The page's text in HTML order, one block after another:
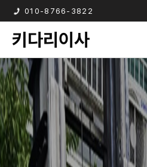
010-8766-3822
키다리이사